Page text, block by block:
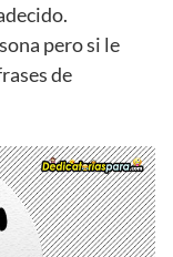
pero si le
de